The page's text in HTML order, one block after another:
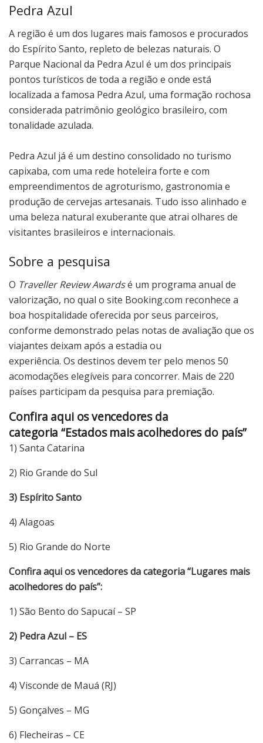
Pedra Azul
A região é um dos lugares mais famosos e procurados
do Espírito Santo, repleto de belezas naturais. O
Parque Nacional da Pedra Azul é um dos principais
pontos turísticos de toda a região e onde está
localizada a famosa Pedra Azul, uma formação rochosa
considerada patrimônio geológico brasileiro, com
tonalidade azulada.
Pedra Azul já é um destino consolidado no turismo
capixaba, com uma rede hoteleira forte e com
empreendimentos de agroturismo, gastronomia e
produção de cervejas artesanais. Tudo isso alinhado e
uma beleza natural exuberante que atrai olhares de
visitantes brasileiros e internacionais.
Sobre a pesquisa
O Traveller Review Awardsé um programa anual de
valorização, no qual o site Booking.com reconhece a
boa hospitalidade oferecida por seus parceiros,
conforme demonstrado pelas notas de avaliação que os
viajantes deixam após a estadia ou
experiência. Os destinos devem ter pelo menos 50
acomodações elegíveis para concorrer. Mais de 220
países participam da pesquisa para premiação.
Confira aqui os vencedores da
categoria “Estados mais acolhedores do país”
1) Santa Catarina
2) Rio Grande do Sul
3) Espírito Santo
4) Alagoas
5) Rio Grande do Norte
Confira aqui os vencedores da categoria “Lugares mais
acolhedores do país”:
1) São Bento do Sapucaí – SP
2) Pedra Azul – ES
3) Carrancas – MA
4) Visconde de Mauá (RJ)
5) Gonçalves – MG
6) Flecheiras – CE